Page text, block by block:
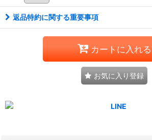
返品特約に関する重要事項
カートに入れる
お気に入り登録